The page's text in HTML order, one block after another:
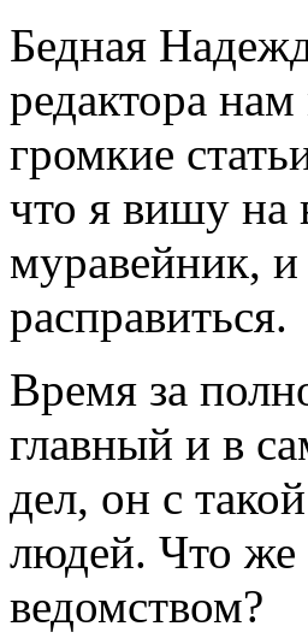
Бедная
редактора
громкие
что я вишу на
муравейник,
расправиться.
Время за
главный и в
дел, он с
людей. Что же
ведомством?